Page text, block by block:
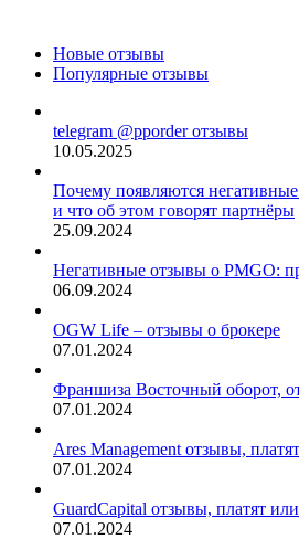
Новые отзывы
Популярные отзывы
telegram @pporder отзывы
10.05.2025
Почему появляются
и что об этом говорят партнёры
25.09.2024
Негативные отзывы о PMGO:
06.09.2024
OGW Life – отзывы о брокере
07.01.2024
Франшиза Восточный оборот,
07.01.2024
Ares Management отзывы,
07.01.2024
GuardCapital отзывы, платят
07.01.2024